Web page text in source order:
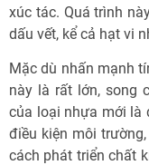
xúc tác. Quá trình
dấu vết, kể cả hạt vi
Mặc dù nhấn mạnh
này là rất lớn, song
của loại nhựa mới là
điều kiện môi
cách phát triển chất